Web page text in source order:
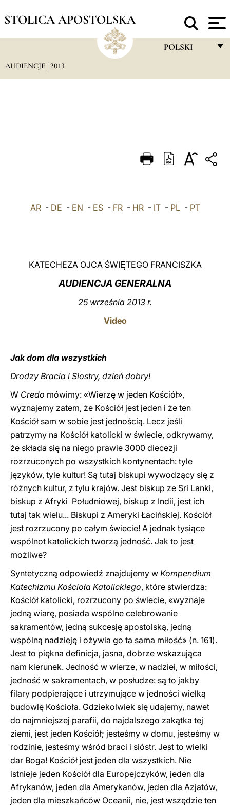
STOLICA APOSTOLSKA
POLSKI
DEUTSCH
العربيّة
AUDIENCJE 2013
AR- DE - EN - ES- FR- HR- IT- PL- PT
KATECHEZA OJCA ŚWIĘTEGO FRANCISZKA
AUDIENCJA GENERALNA
25 września 2013 r.
Video
Jak dom dla wszystkich
Drodzy Bracia i Siostry, dzień dobry!
W Credo mówimy: «Wierzę w jeden Kościół»,
wyznajemy zatem, że Kościół jest jeden i że ten
Kościół sam w sobie jest jednością. Lecz jeśli
patrzymy na Kościół katolicki w świecie, odkrywamy,
że składa się na niego prawie 3000 diecezji
rozrzuconych po wszystkich kontynentach: tyle
języków, tyle kultur! Są tutaj biskupi wywodzący się z
różnych kultur, z tylu krajów. Jest biskup ze Sri Lanki,
biskup z Afryki Południowej, biskup z Indii, jest ich
tutaj tak wielu... Biskupi z Ameryki Łacińskiej. Kościół
jest rozrzucony po całym świecie! A jednak tysiące
wspólnot katolickich tworzą jedność. Jak to jest
możliwe?
Syntetyczną odpowiedź znajdujemy w Kompendium
Katechizmu Kościoła Katolickiego, które stwierdza:
Kościół katolicki, rozrzucony po świecie, «wyznaje
jedną wiarę, posiada wspólne celebrowanie
sakramentów, jedną sukcesję apostolską, jedną
wspólną nadzieję i ożywia go ta sama miłość» (n. 161).
Jest to piękna definicja, jasna, dobrze wskazująca
nam kierunek. Jedność w wierze, w nadziei, w miłości,
jedność w sakramentach, w posłudze: są to jakby
filary podpierające i utrzymujące w jedności wielką
budowlę Kościoła. Gdziekolwiek się udajemy, nawet
do najmniejszej parafii, do najdalszego zakątka tej
ziemi, jest jeden Kościół; jesteśmy w domu, jesteśmy w
rodzinie, jesteśmy wśród braci i sióstr. Jest to wielki
dar Boga! Kościół jest jeden dla wszystkich. Nie
istnieje jeden Kościół dla Europejczyków, jeden dla
Afrykanów, jeden dla Amerykanów, jeden dla Azjatów,
jeden dla mieszkańców Oceanii, nie, jest wszędzie ten